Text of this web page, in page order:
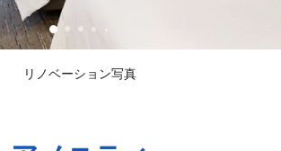
リノベーション写真